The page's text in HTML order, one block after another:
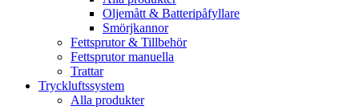
Oljemått & Batteripåfyllare
Smörjkannor
Fettsprutor & Tillbehör
Fettsprutor manuella
Trattar
Tryckluftssystem
Alla produkter